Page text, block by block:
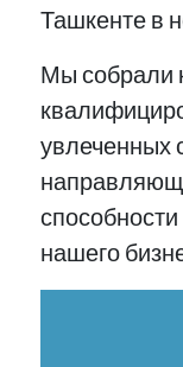
Ташкенте в
Мы собрали
увлеченных
нашего